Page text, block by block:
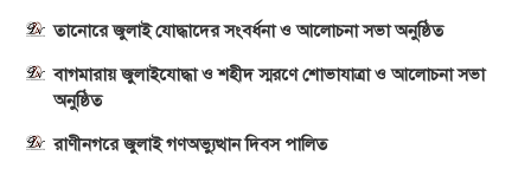
তানোরে জুলাই যোদ্ধাদের সংবর্ধনা ও আলোচনা সভা অনুষ্ঠিত
বাগমারায় জুলাইযোদ্ধা ও শহীদ স্মরণে শোভাযাত্রা ও আলোচনা সভা
অনুষ্ঠিত
রাণীনগরে জুলাই গণঅভ্যুত্থান দিবস পালিত